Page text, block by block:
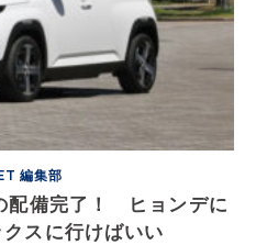
編集部
配備完了！ ヒョンデに
スに行けばいい